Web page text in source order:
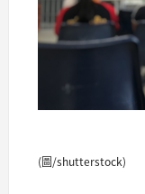
(圖/shutterstock)